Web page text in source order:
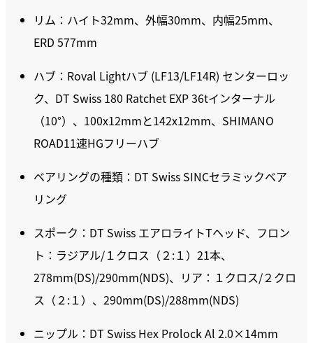
リム：ハイト32mm、外幅30mm、内幅25mm、
ERD 577mm
ハブ：Roval Lightハブ (LF13/LF14R) センターロッ
ク、DT Swiss 180 Ratchet EXP 36tインターナル
（10°）、100x12mmと142x12mm、SHIMANO
ROAD11速HGフリーハブ
ベアリングの種類：DT Swiss SINCセラミックベア
リング
スポーク：DT Swiss エアロライトTヘッド、フロン
ト：ラジアル/１クロス（２:１）21本、
278mm(DS)/290mm(NDS)、リア：１クロス/２クロ
ス（２:１）、290mm(DS)/288mm(NDS)
ニップル：DT Swiss Hex Prolock Al 2.0×14mm